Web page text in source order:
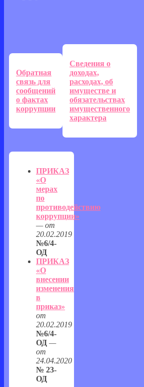
Обратная
связь для
сообщений
о фактах
коррупции
Сведения о
доходах,
расходах, об
имуществе и
обязательствах
имущественного
характера
ПРИКАЗ
«О
мерах
по
противодействию
коррупции»
— от
20.02.2019
№6/4-
ОД
ПРИКАЗ
«О
внесении
изменения
в
приказ»
от
20.02.2019
№6/4-
ОД —
от
24.04.2020
№ 23-
ОД